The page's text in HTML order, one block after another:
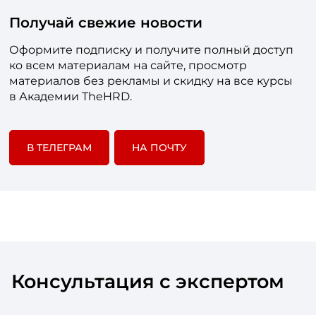
Получай свежие новости
Оформите подписку и получите полный доступ
ко всем материалам на сайте, просмотр
материалов без рекламы и скидку на все курсы
в Академии TheHRD.
В ТЕЛЕГРАМ НА ПОЧТУ
Консультация с экспертом